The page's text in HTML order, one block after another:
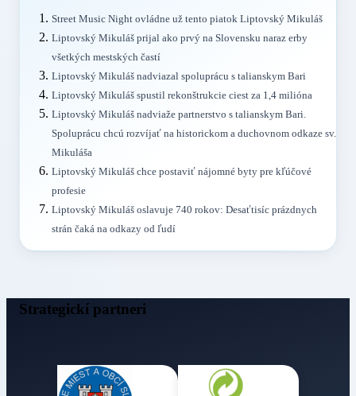
Street Music Night ovládne už tento piatok Liptovský Mikuláš
Liptovský Mikuláš prijal ako prvý na Slovensku naraz erby
všetkých mestských častí
Liptovský Mikuláš nadviazal spoluprácu s talianskym Bari
Liptovský Mikuláš spustil rekonštrukcie ciest za 1,4 milióna
Liptovský Mikuláš nadviaže partnerstvo s talianskym Bari.
Spoluprácu chcú rozvíjať na historickom a duchovnom odkaze sv.
Mikuláša
Liptovský Mikuláš chce postaviť nájomné byty pre kľúčové
profesie
Liptovský Mikuláš oslavuje 740 rokov: Desaťtisíc prázdnych
strán čaká na odkazy od ľudí
Strategickí partneri